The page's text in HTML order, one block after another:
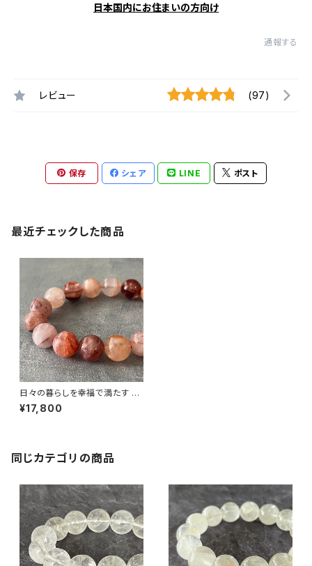
日本国内にお住まいの方向け
通報する
レビュー (97)
保存 シェア LINE ポスト
最近チェックした商品
日々の暮らしを幸福で満たす 14
mm マニカラン産ヒマラヤ水晶
ブレスレット （原石買付・国内ビ
¥17,800
同じカテゴリの商品